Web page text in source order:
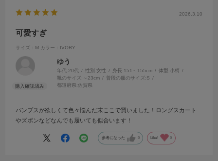
2026.3.10
可愛すぎ
サイズ：M カラー：IVORY
ゆう
年代:20代 性別:女性 身長:151～155cm 体型:小柄
靴のサイズ: ～23cm 普段の服のサイズ:S
都道府県:佐賀県
パンプスが欲しくて色々悩んだ末ここで買いました！ロングスカート
やズボンなどなんでも履いても似合います！
参考になった 0 Like! 0